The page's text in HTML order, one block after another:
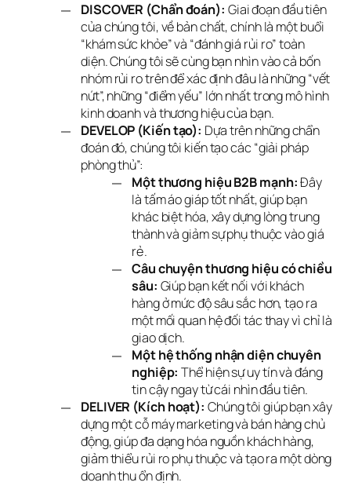
DISCOVER (Chẩn đoán): Giai đoạn đầu tiên
của chúng tôi, về bản chất, chính là một buổi
“khám sức khỏe” và “đánh giá rủi ro” toàn
diện. Chúng tôi sẽ cùng bạn nhìn vào cả bốn
nhóm rủi ro trên để xác định đâu là những “vết
nứt”, những “điểm yếu” lớn nhất trong mô hình
kinh doanh và thương hiệu của bạn.
DEVELOP (Kiến tạo): Dựa trên những chẩn
đoán đó, chúng tôi kiến tạo các “giải pháp
phòng thủ”:
Một thương hiệu B2B mạnh:Đây
là tấm áo giáp tốt nhất, giúp bạn
khác biệt hóa, xây dựng lòng trung
thành và giảm sự phụ thuộc vào giá
rẻ.
Câu chuyện thương hiệu có chiều
sâu: Giúp bạn kết nối với khách
hàng ở mức độ sâu sắc hơn, tạo ra
một mối quan hệ đối tác thay vì chỉ là
giao dịch.
Một hệ thống nhận diện chuyên
nghiệp: Thể hiện sự uy tín và đáng
tin cậy ngay từ cái nhìn đầu tiên.
DELIVER (Kích hoạt): Chúng tôi giúp bạn xây
dựng một cỗ máy marketing và bán hàng chủ
động, giúp đa dạng hóa nguồn khách hàng,
giảm thiểu rủi ro phụ thuộc và tạo ra một dòng
doanh thu ổn định.